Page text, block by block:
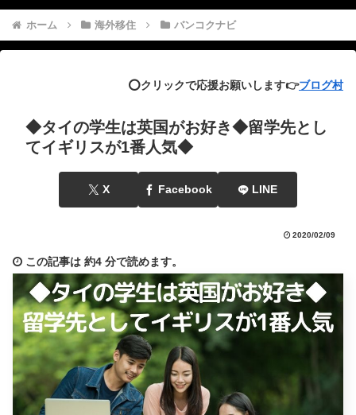
ホーム 海外移住 バンコクナビ
⭕️クリックで応援お願いします👉ブログ村
◆タイの学生は英国がお好き◆留学先とし
てイギリスが1番人気◆
X Facebook LINE
2020/02/09
この記事は 約4 分で読めます。